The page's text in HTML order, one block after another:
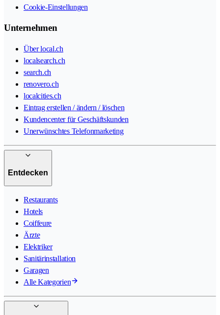
Cookie-Einstellungen
Unternehmen
Über local.ch
localsearch.ch
search.ch
renovero.ch
localcities.ch
Eintrag erstellen / ändern / löschen
Kundencenter für Geschäftskunden
Unerwünschtes Telefonmarketing
Entdecken
Restaurants
Hotels
Coiffeure
Ärzte
Elektriker
Sanitärinstallation
Garagen
Alle Kategorien